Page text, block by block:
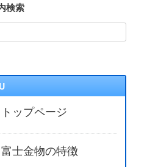
検索
トップページ
富士金物の特徴